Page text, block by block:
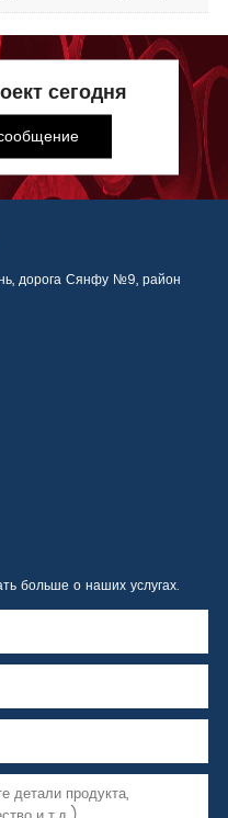
сегодня
дорога Сянфу №9, район
больше о наших услугах.